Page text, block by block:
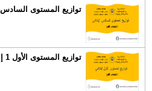
توازيع المستوى السادس 6 إبتدائي 2025-2026 word
توازيع المستوى الأول 1 إبتدائي 2025-2026 word